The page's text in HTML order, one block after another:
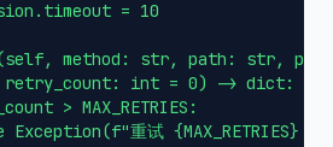
= 10
method: str, path: str,
int = 0) -> dict:
> MAX_RETRIES:
Exception(f"重试 {MAX_RETRIES} 次